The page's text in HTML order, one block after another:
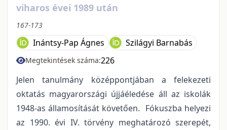
viharos évei 1989 után
167-173
Inántsy-Pap Ágnes Szilágyi Barnabás
Megtekintések száma:226
Jelen tanulmány középpontjában a felekezeti
oktatás magyarországi újjáéledése áll az iskolák
1948-as államosítását követően. Fókuszba helyezi
az 1990. évi IV. törvény meghatározó szerepét,